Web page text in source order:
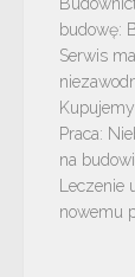
budowę:
Serwis
Praca:
na
Leczenie
nowemu